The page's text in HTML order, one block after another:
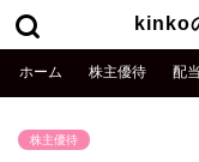
kinko
ホーム 株主優待 配
株主優待